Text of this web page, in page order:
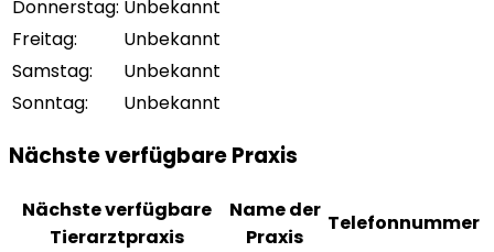
Donnerstag: Unbekannt
Freitag:
Unbekannt
Samstag:
Unbekannt
Sonntag: Unbekannt
Nächste verfügbare Praxis
Nächste verfügbare
Tierarztpraxis
Name der
Praxis
Telefonnummer